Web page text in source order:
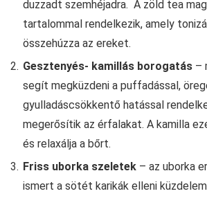
duzzadt szemhéjadra. A zöld tea
tartalommal rendelkezik, amely
összehúzza az ereket.
Gesztenyés- kamillás borogatás –
segít megküzdeni a puffadással,
gyulladáscsökkentő hatással
megerősítik az érfalakat. A kamilla
és relaxálja a bőrt.
Friss uborka szeletek – az uborka
ismert a sötét karikák elleni